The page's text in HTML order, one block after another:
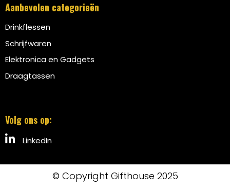
Aanbevolen categorieën
Drinkflessen
Schrijfwaren
Elektronica en Gadgets
Draagtassen
Volg ons op:
LinkedIn
© Copyright Gifthouse 2025